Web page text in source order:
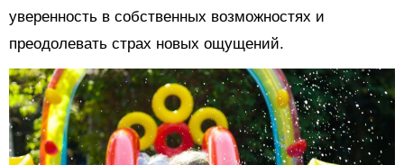
уверенность в собственных возможностях и
преодолевать страх новых ощущений.